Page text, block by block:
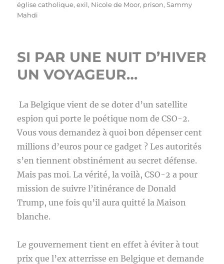
église catholique,exil, Nicole de Moor, prison,Sammy
Mahdi
SI PAR UNE NUIT D’HIVER
UN VOYAGEUR…
La Belgique vient de se doter d’un satellite
espion qui porte le poétique nom de CSO-2.
Vous vous demandez à quoi bon dépenser cent
millions d’euros pour ce gadget ? Les autorités
s’en tiennent obstinément au secret défense.
Mais pas moi. La vérité, la voilà, CSO-2 a pour
mission de suivre l’itinérance de Donald
Trump, une fois qu’il aura quitté la Maison
blanche.
Le gouvernement tient en effet à éviter à tout
prix que l’ex atterrisse en Belgique et demande